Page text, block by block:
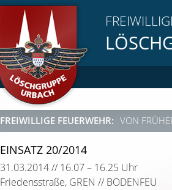
FREIWILLIGE FEUERWEHR: VON
EINSATZ 20/2014
31.03.2014 // 16.07 – 16.25 Uhr
Friedensstraße, GREN // BODENFEU